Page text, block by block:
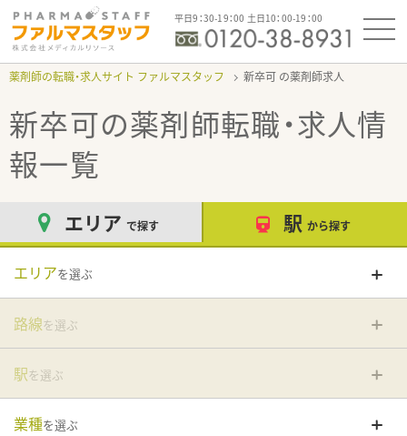
平日9：30-19：00 土日10：00-19：00
薬剤師の転職・求人サイト ファルマスタッフ 新卒可
新卒可の薬剤師転職・求人情
報一覧
エリア で探す 駅 から探す
エリアを選ぶ
路線を選ぶ
駅を選ぶ
業種を選ぶ